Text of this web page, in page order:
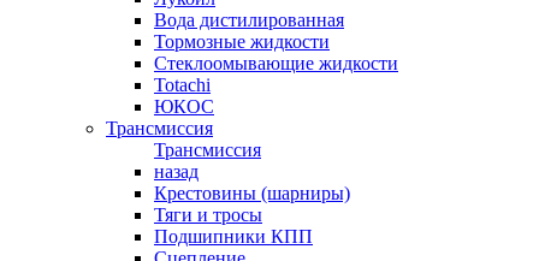
Вода дистилированная
Тормозные жидкости
Стеклоомывающие жидкости
Totachi
ЮКОС
Трансмиссия
Трансмиссия
назад
Крестовины (шарниры)
Тяги и тросы
Подшипники КПП